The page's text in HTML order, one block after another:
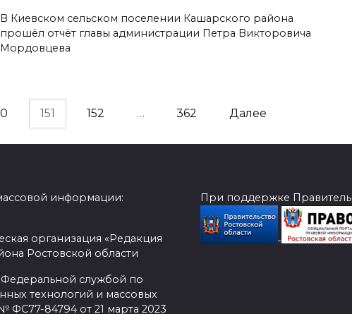
В Киевском сельском поселении Кашарского района
прошёл отчёт главы администрации Петра Викторовича
Мордовцева
151 152 … 362 Далее
информации:
организация «Редакция
Ростовской области
службой по
технологий и массовых
84794 от 21 марта 2023
При поддержке